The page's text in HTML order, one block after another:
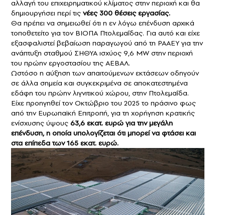
αλλαγή του επιχειρηματικού κλίματος στην περιοχή και θα
δημιουργήσει περί τις νέες 300 θέσεις εργασίας.
Θα πρέπει να σημειωθεί ότι η εν λόγω επένδυση αρχικά
τοποθετείτο για τον ΒΙΟΠΑ Πτολεμαΐδας. Για αυτό και είχε
εξασφαλιστεί βεβαίωση παραγωγού από τη ΡΑΑΕΥ για την
ανάπτυξη σταθμού ΣΗΘΥΑ ισχύος 9,6 MW στην περιοχή
του πρώην εργοστασίου της ΑΕΒΑΛ.
Ωστόσο η αύξηση των απαιτούμενων εκτάσεων οδηγούν
σε άλλα σημεία και συγκεκριμένα σε αποκατεστημένα
εδάφη του πρώην λιγνιτικού χώρου, στην Πτολεμαΐδα.
Είχε προηγηθεί τον Οκτώβριο του 2025 το πράσινο φως
από την Ευρωπαϊκή Επιτροπή, για τη χορήγηση κρατικής
ενίσχυσης ύψους 63,6 εκατ. ευρώ για την μεγάλη
επένδυση, η οποία υπολογίζεται ότι μπορεί να φτάσει και
στα επίπεδα των 165 εκατ. ευρώ.